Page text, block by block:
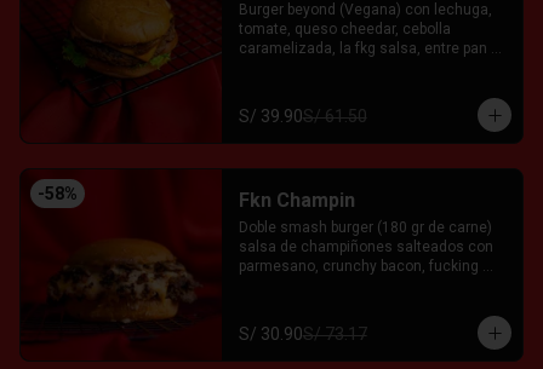
Burger beyond (Vegana) con lechuga,
tomate, queso cheedar, cebolla
caramelizada, la fkg salsa, entre pan
S/ 39.90S/ 61.50
-58% Fkn Champin
Doble smash burger (180 gr de carne)
salsa de champiñones salteados con
parmesano, crunchy bacon, fucking
Ketchup y Mayo Garlic.
S/ 30.90S/ 73.17